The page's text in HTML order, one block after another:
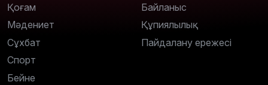
Қоғам
Мәдениет
Сұхбат
Спорт
Бейне
Байланыс
Құпиялылық
Пайдалану ережесі